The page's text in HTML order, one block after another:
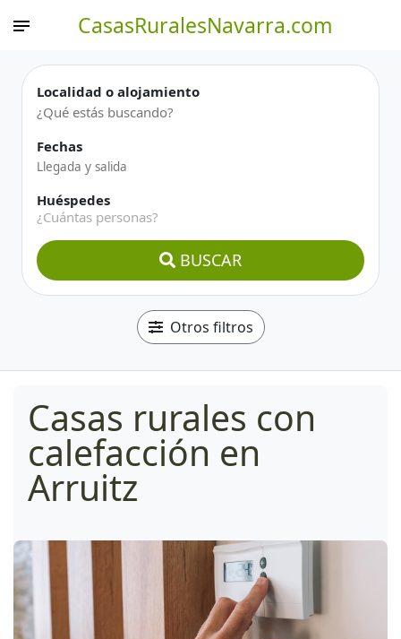
CasasRuralesNavarra.com
Localidad o alojamiento
Fechas
Huéspedes
¿Cuántas personas?
BUSCAR
Otros filtros
Casas rurales con
calefacción en
Arruitz